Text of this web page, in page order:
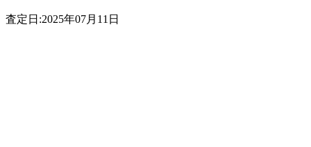
査定日:2025年07月11日